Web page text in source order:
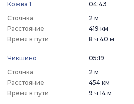
Кожва 1
04:43
Стоянка
2 м
Расстояние
419 км
Время в пути
8 ч 40 м
Чикшино
05:19
Стоянка
2 м
Расстояние
454 км
Время в пути
9 ч 14 м